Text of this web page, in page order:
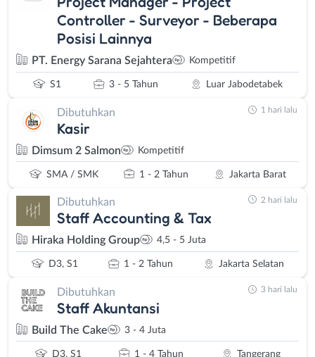
Controller - Surveyor - Beberapa
Posisi Lainnya
PT. Energy Sarana Sejahtera Kompetitif
S1 3 - 5 Tahun Luar Jabodetabek
Dibutuhkan
Kasir
Dimsum 2 Salmon Kompetitif
SMA / SMK 1 - 2 Tahun Jakarta Barat
1 hari lalu
Dibutuhkan
Staff Accounting & Tax
Hiraka Holding Group 4,5 - 5 Juta
D3, S1 1 - 2 Tahun Jakarta Selatan
2 hari lalu
Dibutuhkan
Staff Akuntansi
Build The Cake 3 - 4 Juta
D3, S1 1 - 4 Tahun Tangerang
3 hari lalu